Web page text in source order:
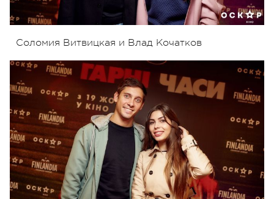
Соломия Витвицкая и Влад Кочатков